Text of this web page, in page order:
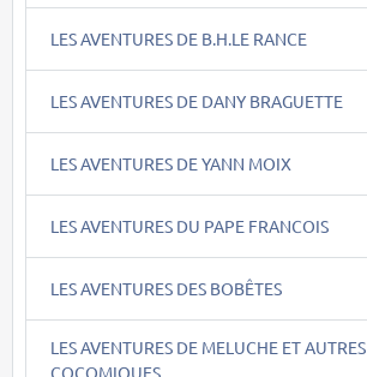
LES AVENTURES DE B.H.LE RANCE
LES AVENTURES DE DANY BRAGUETTE
LES AVENTURES DE YANN MOIX
LES AVENTURES DU PAPE FRANCOIS
LES AVENTURES DES BOBÊTES
LES AVENTURES DE MELUCHE ET AUTRES
COCOMIQUES